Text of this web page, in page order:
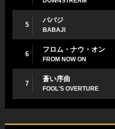
5
ババジ
BABAJI
6
フロム・ナウ・オン
FROM NOW ON
7
蒼い序曲
FOOL'S OVERTURE